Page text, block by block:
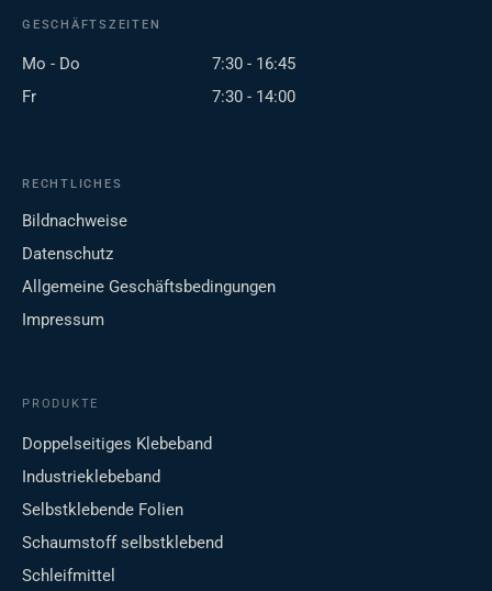
GESCHÄFTSZEITEN
Mo - Do
7:30 - 16:45
Fr
7:30 - 14:00
RECHTLICHES
Bildnachweise
Datenschutz
Allgemeine Geschäftsbedingungen
Impressum
PRODUKTE
Doppelseitiges Klebeband
Industrieklebeband
Selbstklebende Folien
Schaumstoff selbstklebend
Schleifmittel